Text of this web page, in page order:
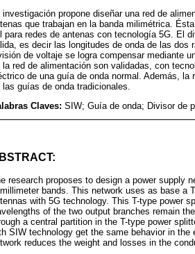
investigación propone diseñar una red de
que trabajan en la banda milimétrica.
para redes de antenas con tecnología 5G. El
es decir las longitudes de onda de las dos
de voltaje se logra compensar mediante
la red de alimentación son validadas, con
de una guía de onda normal. Además,
las guías de onda tradicionales.
Claves: SIW; Guía de onda; Divisor de
research proposes to design a power supply
bands. This network uses as base a
with 5G technology. This T-type power
of the two output branches remain
a central partition in the T-type power
SIW technology get the same behavior in
reduces the weight and losses in the